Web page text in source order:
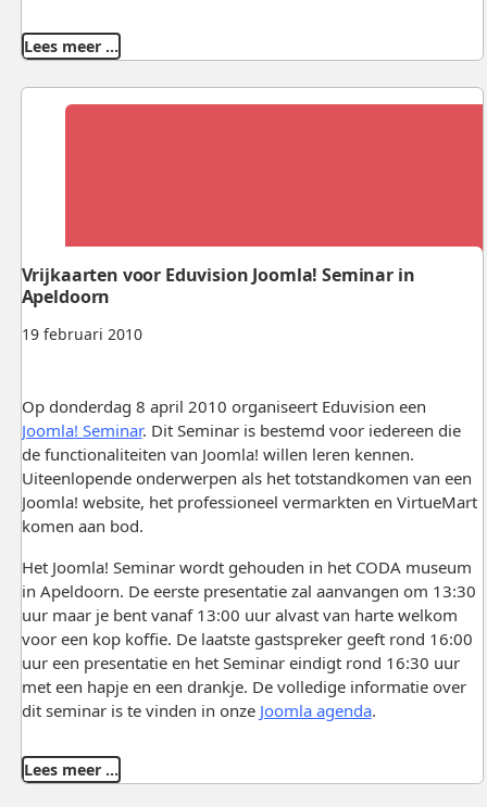
Lees meer …
19 februari 2010
Vrijkaarten voor Eduvision Joomla! Seminar in
Apeldoorn
Op donderdag 8 april 2010 organiseert Eduvision een
Joomla! Seminar. Dit Seminar is bestemd voor iedereen die
de functionaliteiten van Joomla! willen leren kennen.
Uiteenlopende onderwerpen als het totstandkomen van een
Joomla! website, het professioneel vermarkten en VirtueMart
komen aan bod.
Het Joomla! Seminar wordt gehouden in het CODA museum
in Apeldoorn. De eerste presentatie zal aanvangen om 13:30
uur maar je bent vanaf 13:00 uur alvast van harte welkom
voor een kop koffie. De laatste gastspreker geeft rond 16:00
uur een presentatie en het Seminar eindigt rond 16:30 uur
met een hapje en een drankje. De volledige informatie over
dit seminar is te vinden in onze Joomla agenda.
Lees meer …